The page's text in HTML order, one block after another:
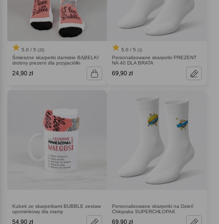
5.0 / 5 (22)
Śmieszne skarpetki damskie BĄBELKI
drobny prezent dla przyjaciółki
24,90 zł
5.0 / 5 (1)
Personalizowane skarpetki PREZENT
NA 40 DLA BRATA
69,90 zł
Kubek ze skarpetkami BUBBLE zestaw
upominkowy dla mamy
54,90 zł
Personalizowane skarpetki na Dzień
Chłopaka SUPERCHŁOPAK
69,90 zł